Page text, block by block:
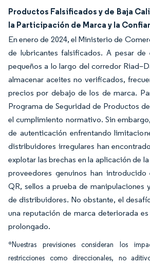
Productos Falsificados y de Baja
la Participación de Marca y la
En enero de 2024, el Ministerio de
de lubricantes falsificados. A pesar de
pequeños a lo largo del corredor
almacenar aceites no verificados,
precios por debajo de los de marca.
Programa de Seguridad de Productos
el cumplimiento normativo. Sin
de autenticación enfrentando
distribuidores irregulares han
explotar las brechas en la aplicación de
proveedores genuinos han
QR, sellos a prueba de manipulaciones
de distribuidores. No obstante, el
una reputación de marca deteriorada
prolongado.
*Nuestras previsiones consideran los
restricciones como direccionales, no